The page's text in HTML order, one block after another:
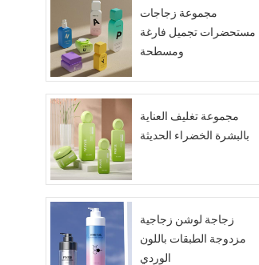
مجموعة زجاجات
مستحضرات تجميل فارغة
ومسطحة
مجموعة تغليف العناية
بالبشرة الخضراء الحديثة
زجاجة لوشن زجاجية
مزدوجة الطبقات باللون
الوردي